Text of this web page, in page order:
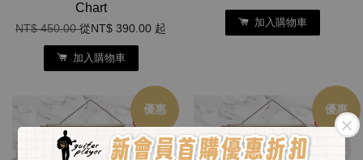
Chart
NT$ 450.00從 NT$ 390.00 起
加入購物車
加入購物車
優惠 優惠